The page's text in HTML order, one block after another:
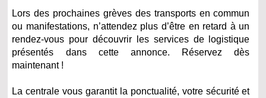
Lors des prochaines grèves des transports en commun
ou manifestations, n’attendez plus d’être en retard à un
rendez-vous pour découvrir les services de logistique
présentés dans cette annonce. Réservez dès
maintenant !
La centrale vous garantit la ponctualité, votre sécurité et